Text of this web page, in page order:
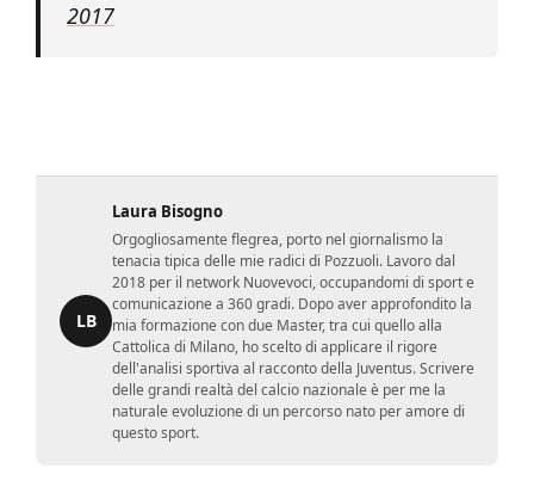
2017
LB
Laura Bisogno
Orgogliosamente flegrea, porto nel giornalismo la
tenacia tipica delle mie radici di Pozzuoli. Lavoro dal
2018 per il network Nuovevoci, occupandomi di sport e
comunicazione a 360 gradi. Dopo aver approfondito la
mia formazione con due Master, tra cui quello alla
Cattolica di Milano, ho scelto di applicare il rigore
dell'analisi sportiva al racconto della Juventus. Scrivere
delle grandi realtà del calcio nazionale è per me la
naturale evoluzione di un percorso nato per amore di
questo sport.